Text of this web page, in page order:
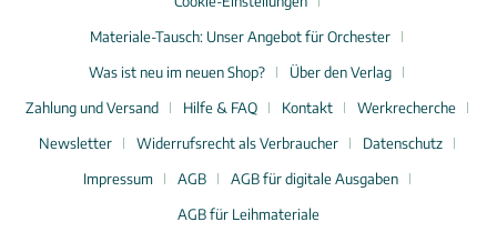
Materiale-Tausch: Unser Angebot für Orchester
Was ist neu im neuen Shop?
Über den Verlag
Zahlung und Versand
Hilfe & FAQ Kontakt
Werkrecherche
Newsletter
Widerrufsrecht als Verbraucher
Datenschutz
Impressum
AGB
AGB für digitale Ausgaben
AGB für Leihmateriale